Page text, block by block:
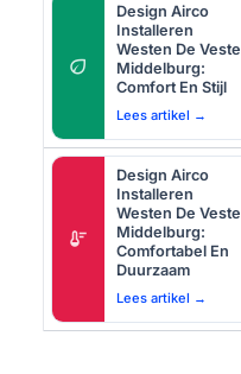
eco
Design Airco
Installeren
Westen De Veste
Middelburg:
Comfort En Stijl
Lees artikel →
thermostat
Design Airco
Installeren
Westen De Veste
Middelburg:
Comfortabel En
Duurzaam
Lees artikel →